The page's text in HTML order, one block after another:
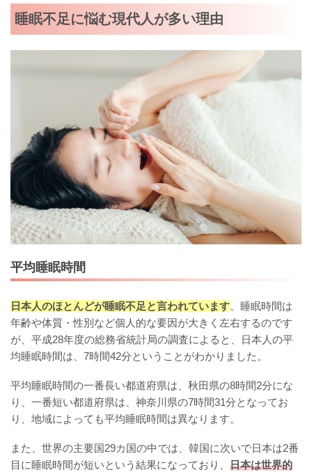
睡眠不足に悩む現代人が多い理由
平均睡眠時間
日本人のほとんどが睡眠不足と言われています。睡眠時間は
年齢や体質・性別など個人的な要因が大きく左右するのです
が、平成28年度の総務省統計局の調査によると、日本人の平
均睡眠時間は、7時間42分ということがわかりました。
平均睡眠時間の一番長い都道府県は、秋田県の8時間2分にな
り、一番短い都道府県は、神奈川県の7時間31分となってお
り、地域によっても平均睡眠時間は異なります。
また、世界の主要国29カ国の中では、韓国に次いで日本は2番
目に睡眠時間が短いという結果になっており、 日本は世界的